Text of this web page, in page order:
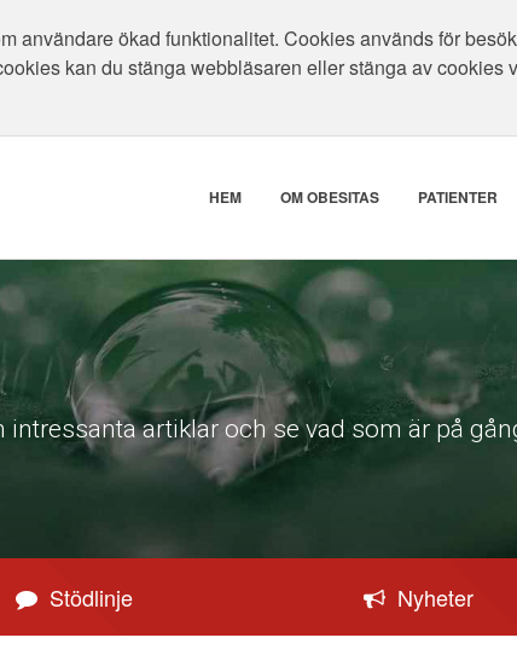
användare ökad funktionalitet. Cookies används för
kan du stänga webbläsaren eller stänga av cookies
HEM OM OBESITAS PATIENTER
intressanta artiklar och se vad som är på
Stödlinje Nyheter